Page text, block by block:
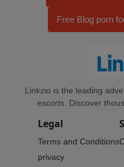
Free Blog porn
Linkzio is the leading
escorts. Discover
Legal
Terms and Conditions
privacy